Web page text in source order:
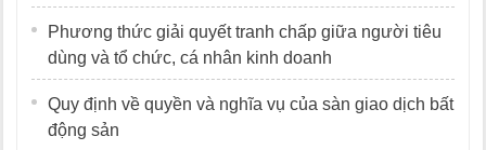
Phương thức giải quyết tranh chấp giữa người tiêu
dùng và tổ chức, cá nhân kinh doanh
Quy định về quyền và nghĩa vụ của sàn giao dịch bất
động sản